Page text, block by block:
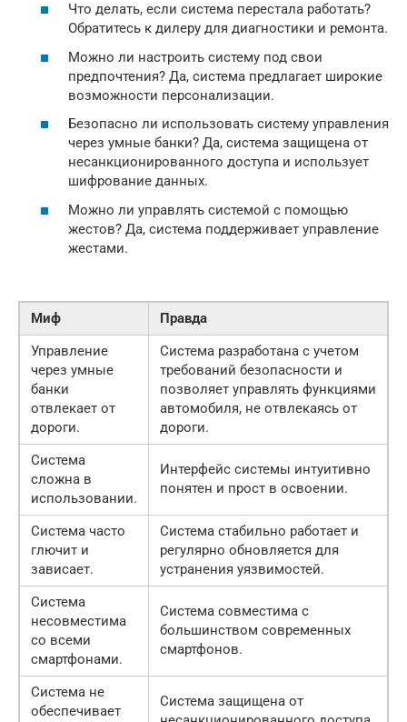
Что делать, если система перестала работать?
Обратитесь к дилеру для диагностики и ремонта.
Можно ли настроить систему под свои
предпочтения? Да, система предлагает широкие
возможности персонализации.
Безопасно ли использовать систему управления
через умные банки? Да, система защищена от
несанкционированного доступа и использует
шифрование данных.
Можно ли управлять системой с помощью
жестов? Да, система поддерживает управление
жестами.
Миф
Правда
Управление
через умные
банки
отвлекает от
дороги.
Система разработана с учетом
требований безопасности и
позволяет управлять функциями
автомобиля, не отвлекаясь от
дороги.
Система
сложна в
использовании.
Интерфейс системы интуитивно
понятен и прост в освоении.
Система часто
глючит и
зависает.
Система стабильно работает и
регулярно обновляется для
устранения уязвимостей.
Система
несовместима
со всеми
смартфонами.
Система совместима с
большинством современных
смартфонов.
Система не
обеспечивает
Система защищена от